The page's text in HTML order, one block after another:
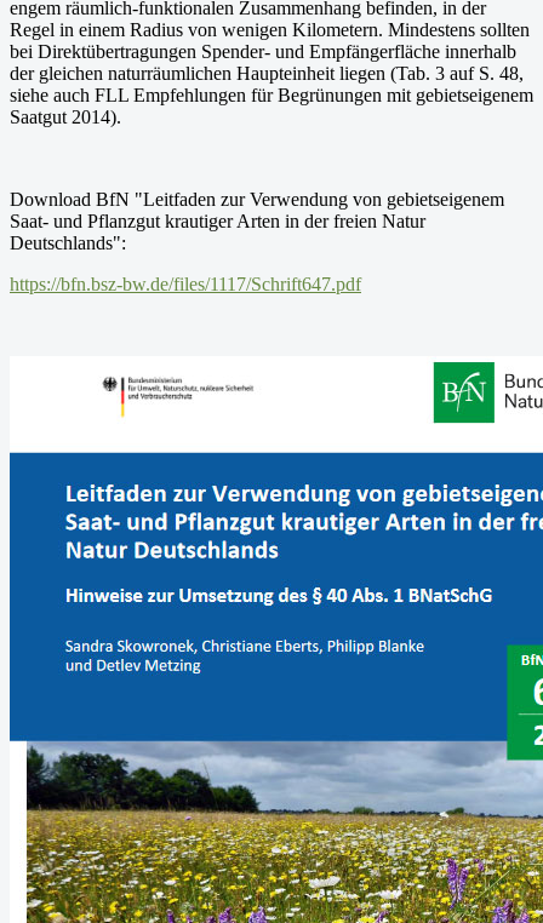
engem räumlich-funktionalen Zusammenhang befinden, in der
Regel in einem Radius von wenigen Kilometern. Mindestens sollten
bei Direktübertragungen Spender- und Empfängerfläche innerhalb
der gleichen naturräumlichen Haupteinheit liegen (Tab. 3 auf S. 48,
siehe auch FLL Empfehlungen für Begrünungen mit gebietseigenem
Saatgut 2014).
Download BfN "Leitfaden zur Verwendung von gebietseigenem
Saat- und Pflanzgut krautiger Arten in der freien Natur
Deutschlands":
https://bfn.bsz-bw.de/files/1117/Schrift647.pdf